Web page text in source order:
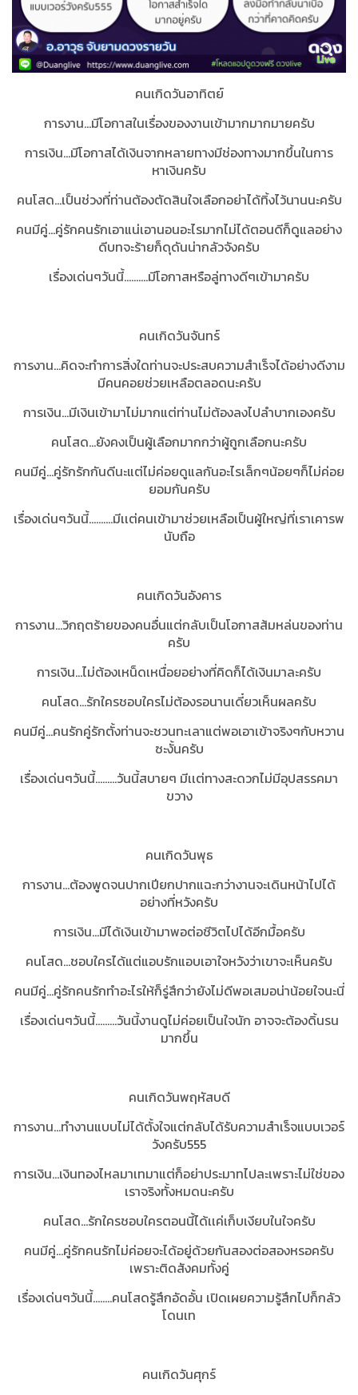
คนเกิดวันอาทิตย์
การงาน...มีโอกาสในเรื่องของงานเข้ามากมากมายครับ
การเงิน...มีโอกาสได้เงินจากหลายทางมีช่องทางมากขึ้นในการ
หาเงินครับ
คนโสด...เป็นช่วงที่ท่านต้องตัดสินใจเลือกอย่าได้ทิ้งไว้นานนะครับ
คนมีคู่...คู่รักคนรักเอาแน่เอานอนอะไรมากไม่ได้ตอนดีก็ดูแลอย่าง
ดีบทจะร้ายก็ดุดันน่ากลัวจังครับ
เรื่องเด่นๆวันนี้..........มีโอกาสหรือลู่ทางดีๆเข้ามาครับ
คนเกิดวันจันทร์
การงาน...คิดจะทำการสิ่งใดท่านจะประสบความสำเร็จได้อย่างดีงาม
มีคนคอยช่วยเหลือตลอดนะครับ
การเงิน...มีเงินเข้ามาไม่มากแต่ท่านไม่ต้องลงไปลำบากเองครับ
คนโสด...ยังคงเป็นผู้เลือกมากกว่าผู้ถูกเลือกนะครับ
คนมีคู่...คู่รักรักกันดีนะแต่ไม่ค่อยดูแลกันอะไรเล็กๆน้อยๆก็ไม่ค่อย
ยอมกันครับ
เรื่องเด่นๆวันนี้..........มีเเต่คนเข้ามาช่วยเหลือเป็นผู้ใหญ่ที่เราเคารพ
นับถือ
คนเกิดวันอังคาร
การงาน...วิกฤตร้ายของคนอื่นแต่กลับเป็นโอกาสส้มหล่นของท่าน
ครับ
การเงิน...ไม่ต้องเหน็ดเหนื่อยอย่างที่คิดก็ได้เงินมาละครับ
คนโสด...รักใครชอบใครไม่ต้องรอนานเดี๋ยวเห็นผลครับ
คนมีคู่...คนรักคู่รักตั้งท่านจะชวนทะเลาแต่พอเอาเข้าจริงๆกับหวาน
ซะงั้นครับ
เรื่องเด่นๆวันนี้.........วันนี้สบายๆ มีเเต่ทางสะดวกไม่มีอุปสรรคมา
ขวาง
คนเกิดวันพุธ
การงาน...ต้องพูดจนปากเปียกปากแฉะกว่างานจะเดินหน้าไปได้
อย่างที่หวังครับ
การเงิน...มีได้เงินเข้ามาพอต่อชีวิตไปได้อีกมื้อครับ
คนโสด...ชอบใครได้แต่แอบรักแอบเอาใจหวังว่าเขาจะเห็นครับ
คนมีคู่...คู่รักคนรักทำอะไรให้ก็รู่สึกว่ายังไม่ดีพอเสมอน่าน้อยใจนะนี่
เรื่องเด่นๆวันนี้.........วันนี้งานดูไม่ค่อยเป็นใจนัก อาจจะต้องดิ้นรน
มากขึ้น
คนเกิดวันพฤหัสบดี
การงาน...ทำงานแบบไม่ได้ตั้งใจแต่กลับได้รับความสำเร็จแบบเวอร์
วังครับ555
การเงิน...เงินทองไหลมาเทมาแต่ก็อย่าประมาทไปละเพราะไม่ใช่ของ
เราจริงทั้งหมดนะครับ
คนโสด...รักใครชอบใครตอนนี้ได้เเค่เก็บเงียบในใจครับ
คนมีคู่...คู่รักคนรักไม่ค่อยจะได้อยู่ด้วยกันสองต่อสองหรอครับ
เพราะติดสังคมทั้งคู่
เรื่องเด่นๆวันนี้........คนโสดรู้สึกอัดอั้น เปิดเผยความรู้สึกไปก็กลัว
โดนเท
คนเกิดวันศุกร์